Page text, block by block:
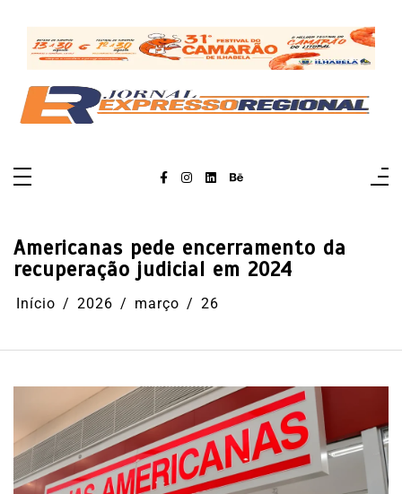
conteúdo
Americanas pede encerramento da
recuperação judicial em 2024
Início 2026 março 26